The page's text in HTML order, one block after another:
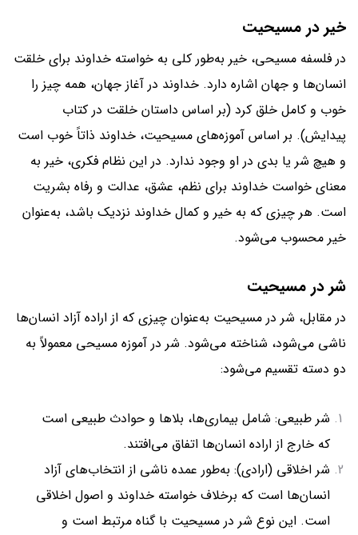
خیر در مسیحیت
در فلسفه مسیحی، خیر به‌طور کلی به خواسته خداوند برای خلقت
انسان‌ها و جهان اشاره دارد. خداوند در آغاز جهان، همه چیز را
خوب و کامل خلق کرد (بر اساس داستان خلقت در کتاب
پیدایش). بر اساس آموزه‌های مسیحیت، خداوند ذاتاً خوب است
و هیچ شر یا بدی در او وجود ندارد. در این نظام فکری، خیر به
معنای خواست خداوند برای نظم، عشق، عدالت و رفاه بشریت
است. هر چیزی که به خیر و کمال خداوند نزدیک باشد، به‌عنوان
خیر محسوب می‌شود.
شر در مسیحیت
در مقابل، شر در مسیحیت به‌عنوان چیزی که از اراده آزاد انسان‌ها
ناشی می‌شود، شناخته می‌شود. شر در آموزه مسیحی معمولاً به
دو دسته تقسیم می‌شود:
شر طبیعی: شامل بیماری‌ها، بلاها و حوادث طبیعی است
که خارج از اراده انسان‌ها اتفاق می‌افتند.
شر اخلاقی (ارادی): به‌طور عمده ناشی از انتخاب‌های آزاد
انسان‌ها است که برخلاف خواسته خداوند و اصول اخلاقی
است. این نوع شر در مسیحیت با گناه مرتبط است و